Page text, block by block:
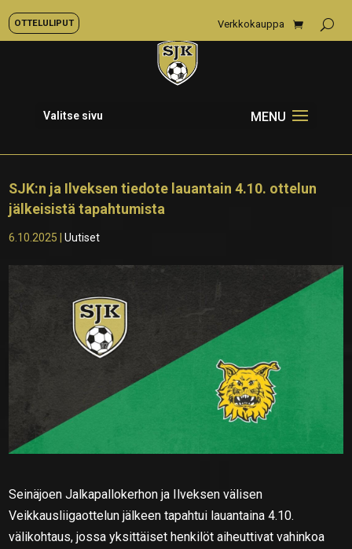
OTTELULIPUT Verkkokauppa
Valitse sivu
SJK:n ja Ilveksen tiedote lauantain 4.10. ottelun
jälkeisistä tapahtumista
6.10.2025 |Uutiset
Seinäjoen Jalkapallokerhon ja Ilveksen välisen
Veikkausliigaottelun jälkeen tapahtui lauantaina 4.10.
välikohtaus, jossa yksittäiset henkilöt aiheuttivat vahinkoa